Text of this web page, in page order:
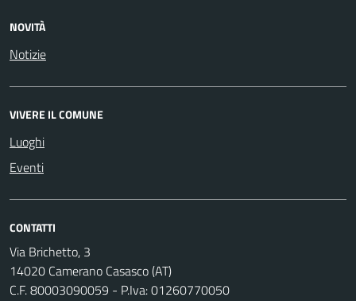
NOVITÀ
Notizie
VIVERE IL COMUNE
Luoghi
Eventi
CONTATTI
Via Brichetto, 3
14020 Camerano Casasco (AT)
C.F. 80003090059 - P.Iva: 01260770050